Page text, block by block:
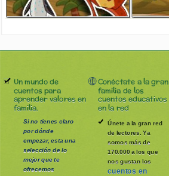
Un mundo de
cuentos para
aprender valores en
familia.
Si no tienes claro
por dónde
empezar, esta una
selección de lo
mejor que te
ofrecemos
Conéctate a la gran
familia de los
cuentos educativos
en la red
Únete a la gran red
de lectores. Ya
somos más de
170.000 a los que
nos gustan los
cuentos en